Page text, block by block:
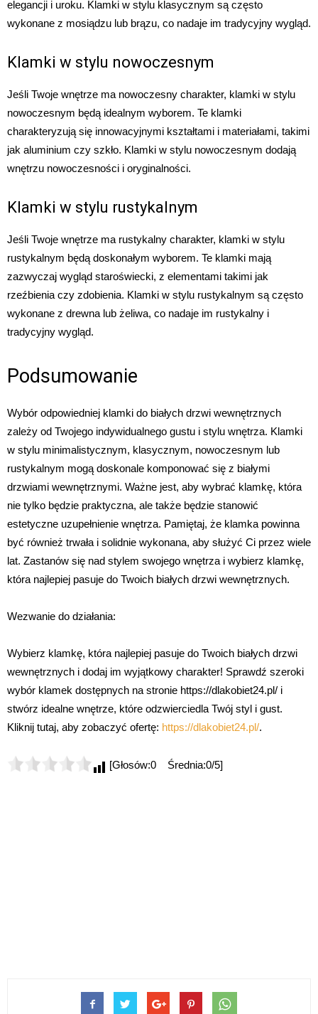
elegancji i uroku. Klamki w stylu klasycznym są często
wykonane z mosiądzu lub brązu, co nadaje im tradycyjny wygląd.
Klamki w stylu nowoczesnym
Jeśli Twoje wnętrze ma nowoczesny charakter, klamki w stylu
nowoczesnym będą idealnym wyborem. Te klamki
charakteryzują się innowacyjnymi kształtami i materiałami, takimi
jak aluminium czy szkło. Klamki w stylu nowoczesnym dodają
wnętrzu nowoczesności i oryginalności.
Klamki w stylu rustykalnym
Jeśli Twoje wnętrze ma rustykalny charakter, klamki w stylu
rustykalnym będą doskonałym wyborem. Te klamki mają
zazwyczaj wygląd staroświecki, z elementami takimi jak
rzeźbienia czy zdobienia. Klamki w stylu rustykalnym są często
wykonane z drewna lub żeliwa, co nadaje im rustykalny i
tradycyjny wygląd.
Podsumowanie
Wybór odpowiedniej klamki do białych drzwi wewnętrznych
zależy od Twojego indywidualnego gustu i stylu wnętrza. Klamki
w stylu minimalistycznym, klasycznym, nowoczesnym lub
rustykalnym mogą doskonale komponować się z białymi
drzwiami wewnętrznymi. Ważne jest, aby wybrać klamkę, która
nie tylko będzie praktyczna, ale także będzie stanowić
estetyczne uzupełnienie wnętrza. Pamiętaj, że klamka powinna
być również trwała i solidnie wykonana, aby służyć Ci przez wiele
lat. Zastanów się nad stylem swojego wnętrza i wybierz klamkę,
która najlepiej pasuje do Twoich białych drzwi wewnętrznych.
Wezwanie do działania:
Wybierz klamkę, która najlepiej pasuje do Twoich białych drzwi
wewnętrznych i dodaj im wyjątkowy charakter! Sprawdź szeroki
wybór klamek dostępnych na stronie https://dlakobiet24.pl/ i
stwórz idealne wnętrze, które odzwierciedla Twój styl i gust.
Kliknij tutaj, aby zobaczyć ofertę: https://dlakobiet24.pl/.
[Głosów:0 Średnia:0/5]